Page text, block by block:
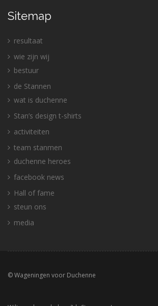
Sitemap
resultaat
wie zijn wij
bestuur
de Stannen
wat is duchenne
Stan’s design t-shirts
activiteiten
team stanmen
duchenne heroes
facebook news
Hall of fame
steun ons
media
© Wageningen voor Duchenne